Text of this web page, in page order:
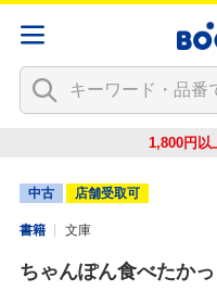
1,800円以
中古 店舗受取可
書籍 文庫
ちゃんぽん食べたか